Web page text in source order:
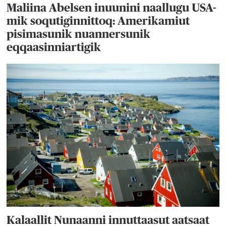
Maliina Abelsen inuunini naallugu USA-
mik soqutiginnittoq: Amerikamiut
pisimasunik nuannersunik
eqqaasinniartigik
Kalaallit Nunaanni innuttaasut aatsaat